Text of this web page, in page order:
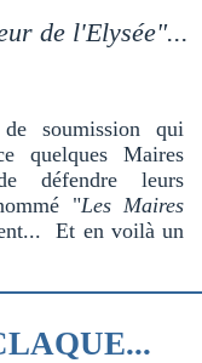
de l'Elysée"...
soumission qui
quelques Maires
défendre leurs
"Les Maires
Et en voilà un